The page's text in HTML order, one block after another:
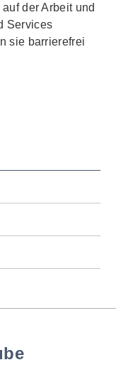
der Arbeit und
Services
sie barrierefrei